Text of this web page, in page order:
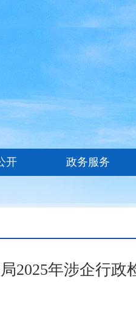
2025年涉企行政